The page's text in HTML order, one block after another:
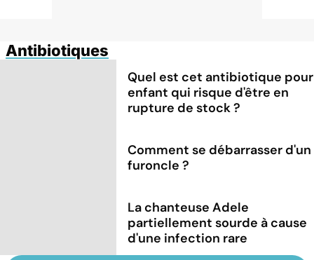
Antibiotiques
Quel est cet antibiotique pour
enfant qui risque d'être en
rupture de stock ?
Comment se débarrasser d'un
furoncle ?
La chanteuse Adele
partiellement sourde à cause
d'une infection rare